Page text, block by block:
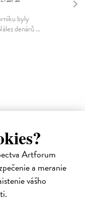
Artforum
a meranie
vášho
byly
denárů ...
ostatné